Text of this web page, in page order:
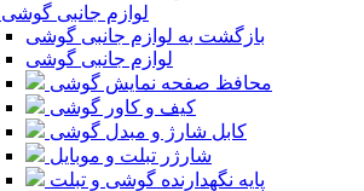
لوازم جانبی گوشی
بازگشت به لوازم جانبی گوشی
لوازم جانبی گوشی
محافظ صفحه نمایش گوشی
کیف و کاور گوشی
کابل شارژ و مبدل گوشی
شارژر تبلت و موبایل
پایه نگهدارنده گوشی و تبلت